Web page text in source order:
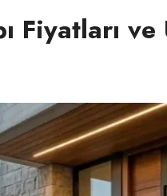
Fiyatları ve